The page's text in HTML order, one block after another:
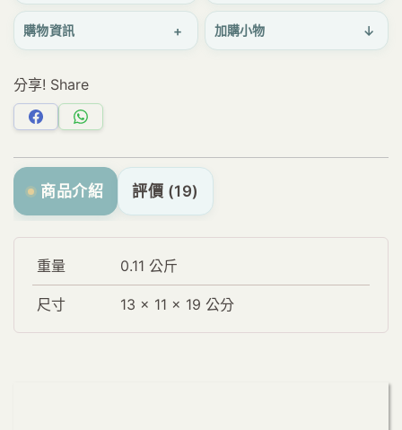
購物資訊 + 加購小物 ↓
分享! Share
分
享
Facebook
分
享
WhatsApp
商品介紹 評價 (19)
重量 0.11 公斤
尺寸 13 × 11 × 19 公分